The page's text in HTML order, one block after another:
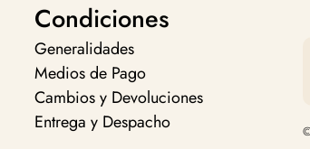
Condiciones
Generalidades
Medios de Pago
Cambios y Devoluciones
Entrega y Despacho